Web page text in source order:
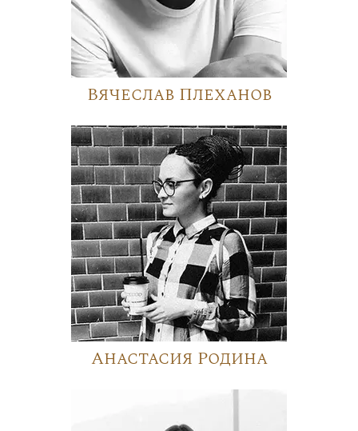
Вячеслав Плеханов
Анастасия Родина